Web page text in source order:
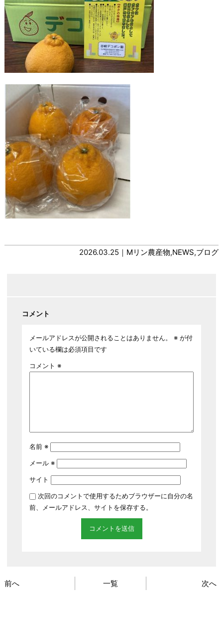
2026.03.25｜ Mリン農産物,NEWS,ブログ
コメント
メールアドレスが公開されることはありません。 ※が付
いている欄は必須項目です
コメント ※
名前 ※
メール ※
サイト
次回のコメントで使用するためブラウザーに自分の名
前、メールアドレス、サイトを保存する。
前へ 一覧 次へ